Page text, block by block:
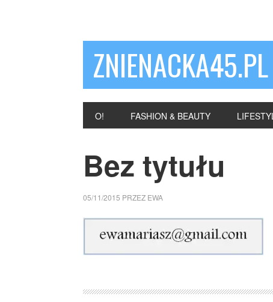
ZNIENACKA45.PL
O! FASHION & BEAUTY
Bez tytułu
05/11/2015 PRZEZ EWA